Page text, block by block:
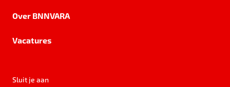
Over BNNVARA
Vacatures
Sluit je aan